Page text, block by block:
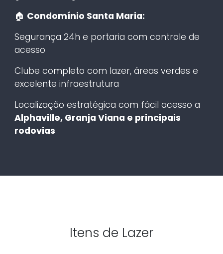
🏠 Condomínio Santa Maria:
Segurança 24h e portaria com controle de
acesso
Clube completo com lazer, áreas verdes e
excelente infraestrutura
Localização estratégica com fácil acesso a
Alphaville, Granja Viana e principais
rodovias
Itens de Lazer